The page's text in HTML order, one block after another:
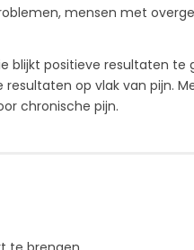
mensen met
blijkt positieve resultaten te
op vlak van pijn.
chronische pijn.